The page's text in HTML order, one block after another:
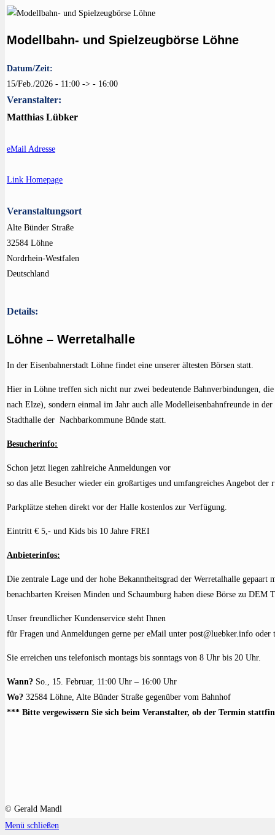
Modellbahn- und Spielzeugbörse Löhne
Datum/Zeit:
15/Feb./2026 - 11:00 -> - 16:00
Veranstalter:
Matthias Lübker
eMail Adresse
Link Homepage
Veranstaltungsort
Alte Bünder Straße
32584 Löhne
Nordrhein-Westfalen
Deutschland
Details:
Löhne – Werretalhalle
In der Eisenbahnerstadt Löhne findet eine unserer ältesten Börsen statt.
Hier in Löhne treffen sich nicht nur zwei bedeutende Bahnverbindungen,
nach Elze), sondern einmal im Jahr auch alle Modelleisenbahnfreunde in
Stadthalle der Nachbarkommune Bünde statt.
Besucherinfo:
Schon jetzt liegen zahlreiche Anmeldungen vor
so das alle Besucher wieder ein großartiges und umfangreiches Angebot
Parkplätze stehen direkt vor der Halle kostenlos zur Verfügung.
Eintritt € 5,- und Kids bis 10 Jahre FREI
Anbieterinfos:
Die zentrale Lage und der hohe Bekanntheitsgrad der Werretalhalle
benachbarten Kreisen Minden und Schaumburg haben diese Börse zu
Unser freundlicher Kundenservice steht Ihnen
für Fragen und Anmeldungen gerne per eMail unter post@luebker.info
Sie erreichen uns telefonisch montags bis sonntags von 8 Uhr bis 20 Uhr.
Wann? So., 15. Februar, 11:00 Uhr – 16:00 Uhr
Wo? 32584 Löhne, Alte Bünder Straße gegenüber vom Bahnhof
*** Bitte vergewissern Sie sich beim Veranstalter, ob der Termin
© Gerald Mandl
Menü schließen